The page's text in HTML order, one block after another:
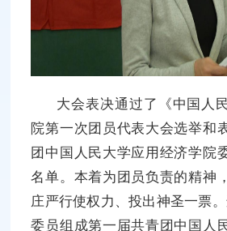
大会表决通过了《中国人
院第一次团员代表大会选举和
团中国人民大学应用经济学院
名单。本着为团员负责的精神
庄严行使权力、投出神圣一票
委员组成第一届共青团中国人